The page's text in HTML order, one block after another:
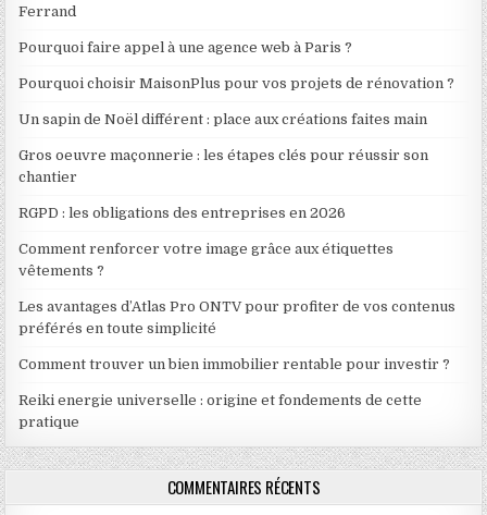
Ferrand
Pourquoi faire appel à une agence web à Paris ?
Pourquoi choisir MaisonPlus pour vos projets de rénovation ?
Un sapin de Noël différent : place aux créations faites main
Gros oeuvre maçonnerie : les étapes clés pour réussir son
chantier
RGPD : les obligations des entreprises en 2026
Comment renforcer votre image grâce aux étiquettes
vêtements ?
Les avantages d’Atlas Pro ONTV pour profiter de vos contenus
préférés en toute simplicité
Comment trouver un bien immobilier rentable pour investir ?
Reiki energie universelle : origine et fondements de cette
pratique
COMMENTAIRES RÉCENTS